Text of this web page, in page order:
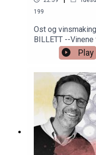
- Book billetter her -
199
Ost og
BILLETT --
episoden nr 6.Play